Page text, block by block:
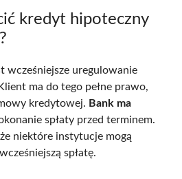
kredyt hipoteczny
wcześniejsze uregulowanie
ma do tego pełne prawo,
kredytowej. Bank ma
spłaty przed terminem.
niektóre instytucje mogą
spłatę.